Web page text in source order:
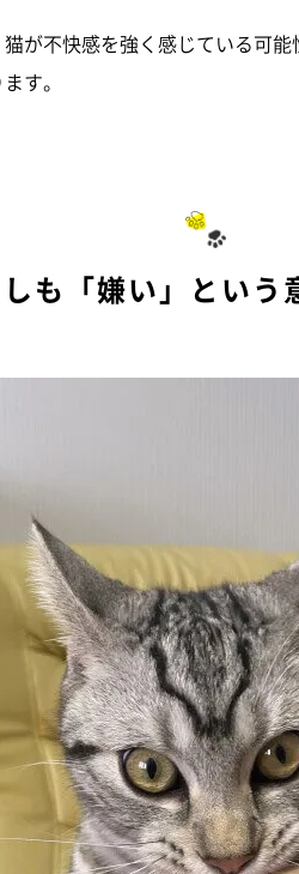
が不快感を強く感じている可
す。
も「嫌い」という